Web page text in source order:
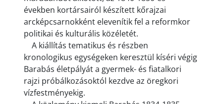
években kortársairól készített kőrajzai
arcképcsarnokként elevenítik fel a reformkor
politikai és kulturális közéletét.
A kiállítás tematikus és részben
kronologikus egységeken keresztül kíséri végig
Barabás életpályát a gyermek- és fiatalkori
rajzi próbálkozásoktól kezdve az öregkori
vízfestményekig.